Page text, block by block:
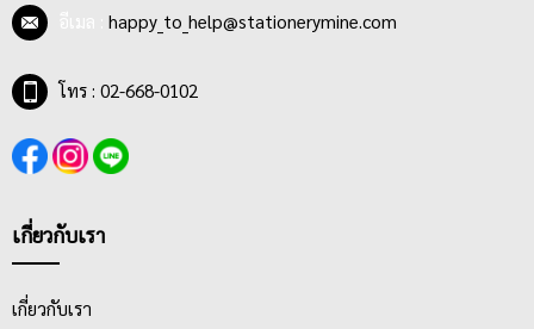
1.ตัวเครื่อง ผลิตจากเหล็กหุ้มพลาสติกคุณภาพดี แข็งแรง ทนทาน มี
การออกแบบที่วางนิ้วเป็นลักษณะร่องบุ๋ม บริเวณปลายด้ามเพื่อการ
2.ที่ถอนลวดเย็บ จะอยู่ด้านท้ายของเครื่องเย็บ มีเพื่ออำนวยความ
ช้ำ เป็นรอยยับหรือเสียหาย
happy_to_help@stationerymine.com
โทร : 02-668-0102
เกี่ยวกับเรา
เกี่ยวกับเรา